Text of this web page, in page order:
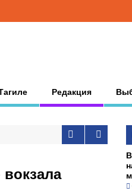
Редакция